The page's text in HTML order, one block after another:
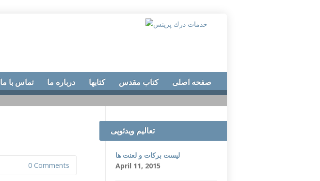
تماس با ما درباره ما کتابها کتاب مقدس صفحه اصلی
0 Comments
تعالیم ویدئویی
لیست برکات و لعنت ها
April 11, 2015